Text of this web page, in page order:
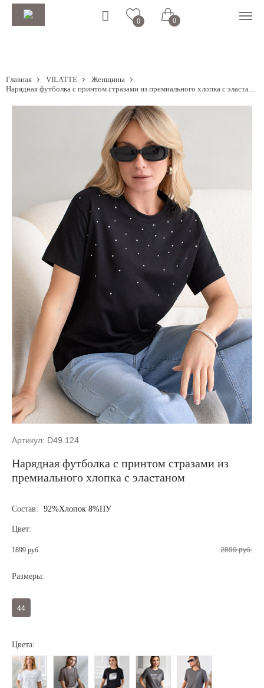
0 0
Главная VILATTE
Женщины
Нарядная футболка с принтом стразами из премиального хлопка с эластаном
Артикул: D49.124
Нарядная футболка с принтом стразами из
премиального хлопка с эластаном
Состав: 92%Хлопок 8%ПУ
Цвет:
1899 руб. 2899 руб.
Размеры:
44
Цвета: